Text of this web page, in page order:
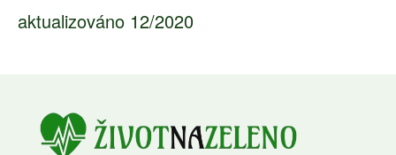
aktualizováno 12/2020